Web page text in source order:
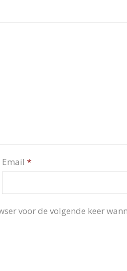
Email *
voor de volgende keer